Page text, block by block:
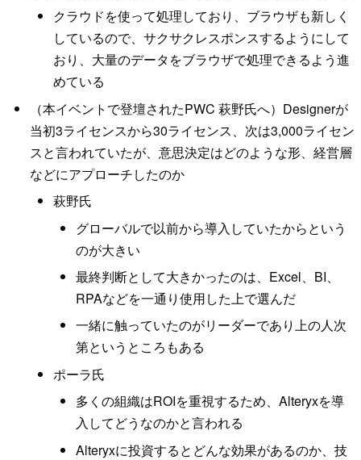
クラウドを使って処理しており、ブラウザも新しく
しているので、サクサクレスポンスするようにして
おり、大量のデータをブラウザで処理できるよう進
めている
（本イベントで登壇されたPWC 萩野氏へ）Designerが
当初3ライセンスから30ライセンス、次は3,000ライセン
スと言われていたが、意思決定はどのような形、経営層
などにアプローチしたのか
萩野氏
グローバルで以前から導入していたからという
のが大きい
最終判断として大きかったのは、Excel、BI、
RPAなどを一通り使用した上で選んだ
一緒に触っていたのがリーダーであり上の人次
第というところもある
ポーラ氏
多くの組織はROIを重視するため、Alteryxを導
入してどうなのかと言われる
Alteryxに投資するとどんな効果があるのか、技